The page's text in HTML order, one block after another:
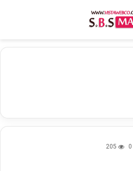
0
205